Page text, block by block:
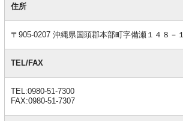
本住所
〒905-0207 沖縄県国頭郡本部町字備瀬１４８－１
TEL/FAX
TEL:0980-51-7300
FAX:0980-51-7307